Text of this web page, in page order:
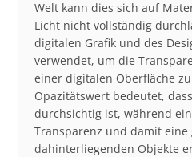
Welt kann dies sich auf
Licht nicht vollständig
digitalen Grafik und des
verwendet, um die
einer digitalen Oberfläche
Opazitätswert bedeutet,
durchsichtig ist, während
Transparenz und damit
dahinterliegenden Objekte